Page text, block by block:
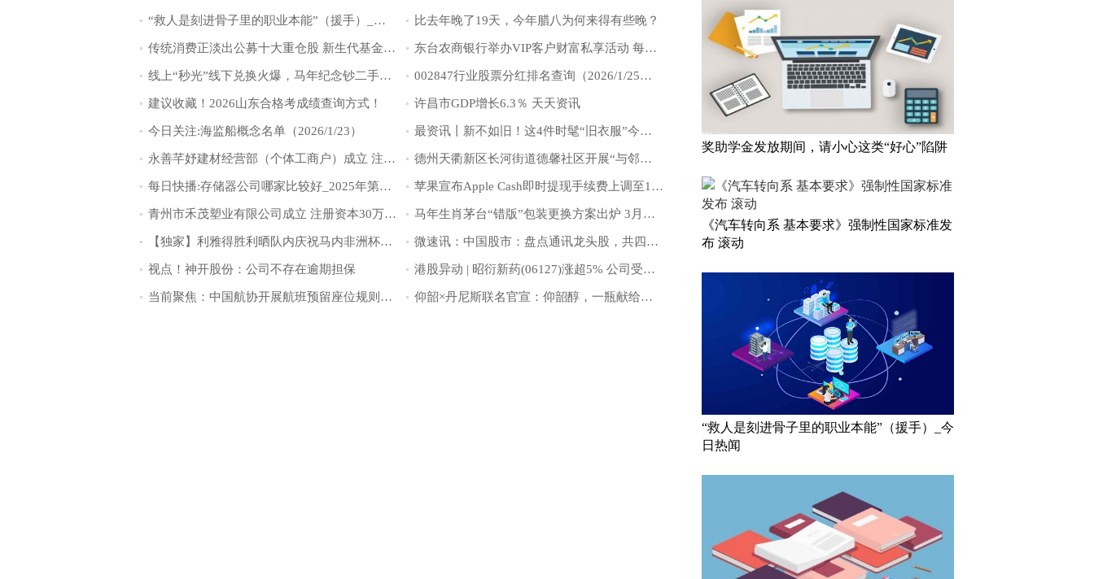
“救人是刻进骨子里的职业本能”（援手）_今日热闻 比去年晚了19天，今年腊八为何来得有些晚？
传统消费正淡出公募十大重仓股 新生代基金经理偏爱新消费 东台农商银行举办VIP客户财富私享活动 每日看点
线上“秒光”线下兑换火爆，马年纪念钞二手价飙升超80% 002847行业股票分红排名查询（2026/1/25）_滚动
建议收藏！2026山东合格考成绩查询方式！ 许昌市GDP增长6.3％ 天天资讯
今日关注:海监船概念名单（2026/1/23） 最资讯丨新不如旧！这4件时髦“旧衣服”今年太火了
永善芊妤建材经营部（个体工商户）成立 注册资本10万人民币 焦点热文 德州天衢新区长河街道德馨社区开展“与邻共舞 扇绘美好”扇子舞公益课堂活动|热推荐
每日快播:存储器公司哪家比较好_2025年第三季度营收前10排名 苹果宣布Apple Cash即时提现手续费上调至1.7%，最多25美元封顶
青州市禾茂塑业有限公司成立 注册资本30万人民币 马年生肖茅台“错版”包装更换方案出炉 3月起自营门店可更换 每日消息
【独家】利雅得胜利晒队内庆祝马内非洲杯夺冠，C罗为他切蛋糕 微速讯：中国股市：盘点通讯龙头股，共四只（2026/1/23）
视点！神开股份：公司不存在逾期担保 港股异动 | 昭衍新药(06127)涨超5% 公司受益实验猴身价暴涨 去年净利预增超两倍
当前聚焦：中国航协开展航班预留座位规则标准制定 仰韶×丹尼斯联名官宣：仰韶醇，一瓶献给中原的好酒，正式上市
奖助学金发放期间，请小心这类“好心”陷阱
《汽车转向系 基本要求》强制性国家标准发
布 滚动
“救人是刻进骨子里的职业本能”（援手）_今
日热闻